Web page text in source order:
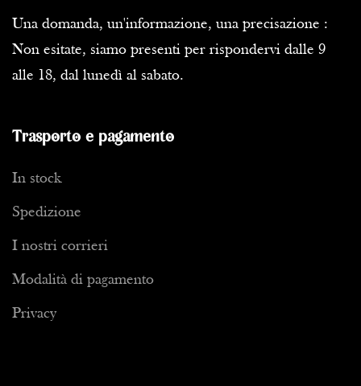
Una domanda, un'informazione, una precisazione :
Non esitate, siamo presenti per rispondervi dalle 9
alle 18, dal lunedì al sabato.
Trasporto e pagamento
In stock
Spedizione
I nostri corrieri
Modalità di pagamento
Privacy